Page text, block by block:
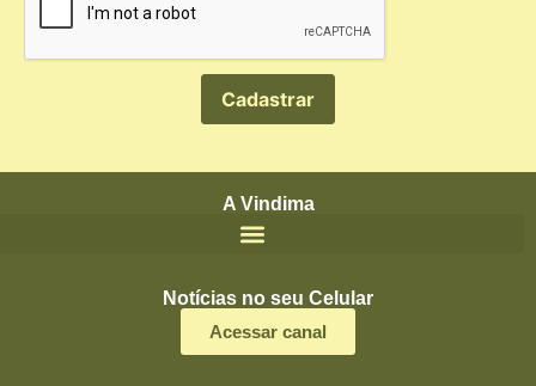
A Vindima
Notícias no seu Celular
Acessar canal